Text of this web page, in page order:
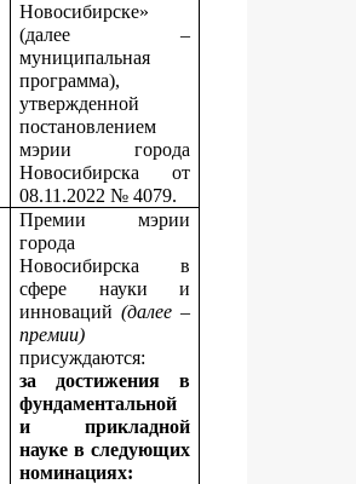
Новосибирске»
(далее –
муниципальная
программа),
утвержденной
постановлением
мэрии города
Новосибирска от
08.11.2022 № 4079.
Премии мэрии
города
Новосибирска в
сфере науки и
инноваций(далее –
премии)
присуждаются:
за достижения в
фундаментальной
и прикладной
наукев следующих
номинациях: